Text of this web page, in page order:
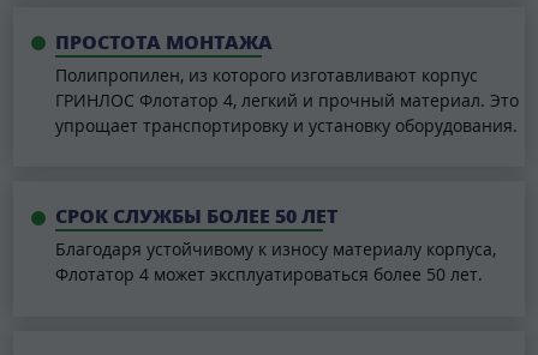
ПРОСТОТА МОНТАЖА
Полипропилен, из которого изготавливают корпус
ГРИНЛОС Флотатор 4, легкий и прочный материал. Это
упрощает транспортировку и установку оборудования.
СРОК СЛУЖБЫ БОЛЕЕ 50 ЛЕТ
Благодаря устойчивому к износу материалу корпуса,
Флотатор 4 может эксплуатироваться более 50 лет.